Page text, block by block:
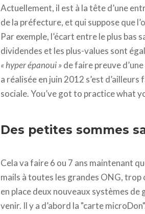
Actuellement, il est à la tête d’une
de la préfecture, et qui suppose que
Par exemple, l’écart entre le plus bas
dividendes et les plus-values sont
« hyper épanoui »de faire preuve d’une
a réalisée en juin 2012 s’est
sociale. You’ve got to practice what
Des petites sommes
Cela va faire 6 ou 7 ans maintenant
mails à toutes les grandes ONG, trop
en place deux nouveaux systèmes
venir. Il y a d’abord la "carte